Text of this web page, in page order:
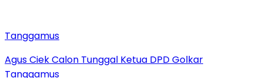
Tanggamus
Agus Ciek Calon Tunggal Ketua DPD Golkar
Tanggamus